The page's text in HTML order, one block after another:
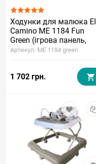
Ходунки для малюка El
Camino ME 1184 Fun
Green (ігрова панель,
музика)
Артикул: ME 1184 green
1 702 грн.